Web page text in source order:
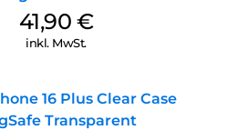
41,90 €
inkl. MwSt.
16 Plus Clear Case
Transparent